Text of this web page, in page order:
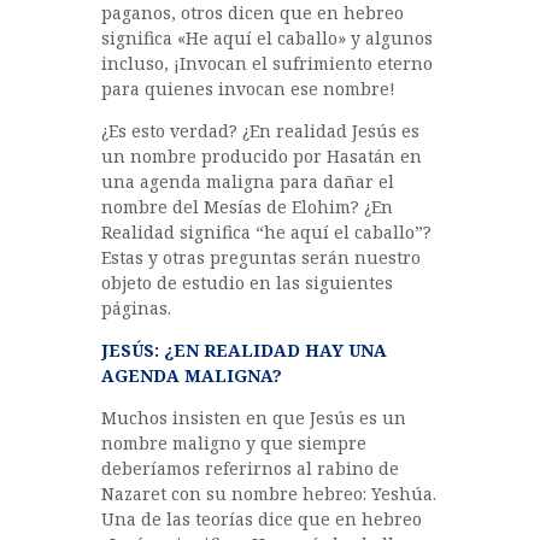
paganos, otros dicen que en hebreo
significa «He aquí el caballo» y algunos
incluso, ¡Invocan el sufrimiento eterno
para quienes invocan ese nombre!
¿Es esto verdad? ¿En realidad Jesús es
un nombre producido por Hasatán en
una agenda maligna para dañar el
nombre del Mesías de Elohim? ¿En
Realidad significa “he aquí el caballo”?
Estas y otras preguntas serán nuestro
objeto de estudio en las siguientes
páginas.
JESÚS: ¿EN REALIDAD HAY UNA
AGENDA MALIGNA?
Muchos insisten en que Jesús es un
nombre maligno y que siempre
deberíamos referirnos al rabino de
Nazaret con su nombre hebreo: Yeshúa.
Una de las teorías dice que en hebreo